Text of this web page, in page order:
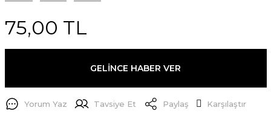
75,00 TL
GELİNCE HABER VER
Yorum Yaz Tavsiye Et Paylaş Karşılaştır